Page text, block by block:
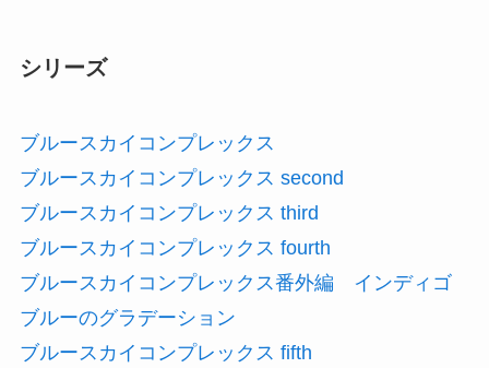
シリーズ
ブルースカイコンプレックス
ブルースカイコンプレックス second
ブルースカイコンプレックス third
ブルースカイコンプレックス fourth
ブルースカイコンプレックス番外編 インディゴ
ブルーのグラデーション
ブルースカイコンプレックス fifth